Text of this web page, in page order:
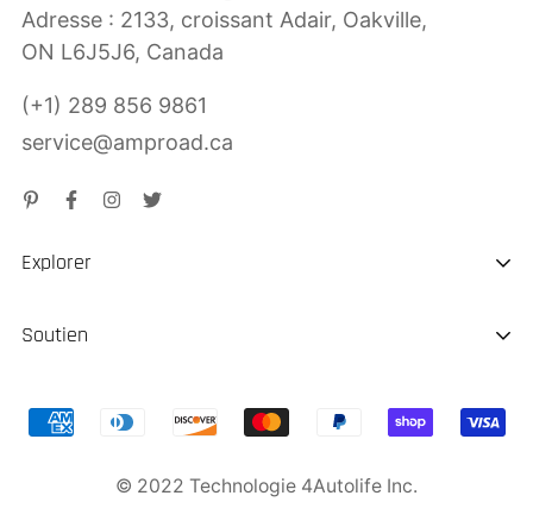
Adresse : 2133, croissant Adair, Oakville,
ON L6J5J6, Canada
(+1) 289 856 9861
service@amproad.ca
Explorer
À propos de nous
Chargeur EV portable
Soutien
Expédition & Livraison
Garantie du produit
© 2022 Technologie 4Autolife Inc.